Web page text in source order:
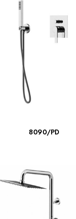
ΔΙΑΒΆΣΤΕ ΠΕΡΙΣΣΌΤΕΡΑ
8090/PD